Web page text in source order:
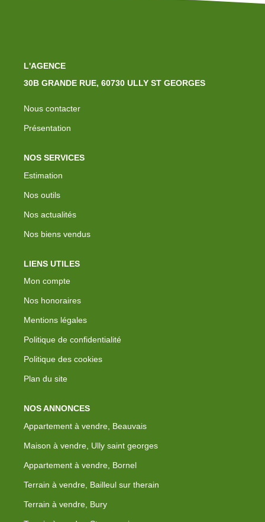
L'AGENCE
30B GRANDE RUE, 60730 ULLY ST GEORGES
Nous contacter
Présentation
NOS SERVICES
Estimation
Nos outils
Nos actualités
Nos biens vendus
LIENS UTILES
Mon compte
Nos honoraires
Mentions légales
Politique de confidentialité
Politique des cookies
Plan du site
NOS ANNONCES
Appartement à vendre, Beauvais
Maison à vendre, Ully saint georges
Appartement à vendre, Bornel
Terrain à vendre, Bailleul sur therain
Terrain à vendre, Bury